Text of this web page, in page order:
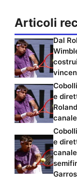
Articoli
Dal
e
e
Garros